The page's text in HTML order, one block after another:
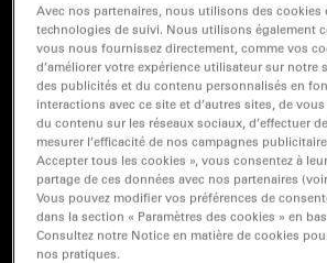
Avec nos partenaires, nous utilisons des cookies
technologies de suivi. Nous utilisons également
vous nous fournissez directement, comme vos
d’améliorer votre expérience utilisateur sur notre
des publicités et du contenu personnalisés en
interactions avec ce site et d’autres sites, de
du contenu sur les réseaux sociaux, d’effectuer
mesurer l’efficacité de nos campagnes
Accepter tous les cookies », vous consentez à
partage de ces données avec nos partenaires
Vous pouvez modifier vos préférences de
dans la section « Paramètres des cookies » en
Consultez notre Notice en matière de cookies
nos pratiques.